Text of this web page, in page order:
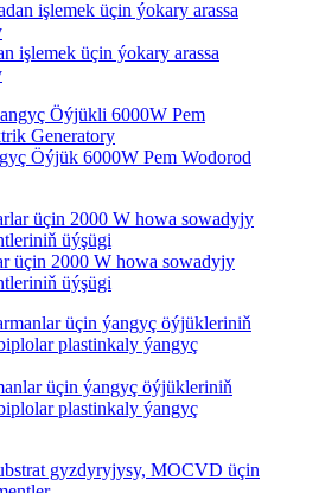
işlemek üçin ýokary arassa
Öýjük 6000W Pem Wodorod
üçin 2000 W howa sowadyjy
üýşügi
üçin ýangyç öýjükleriniň
plastinkaly ýangyç